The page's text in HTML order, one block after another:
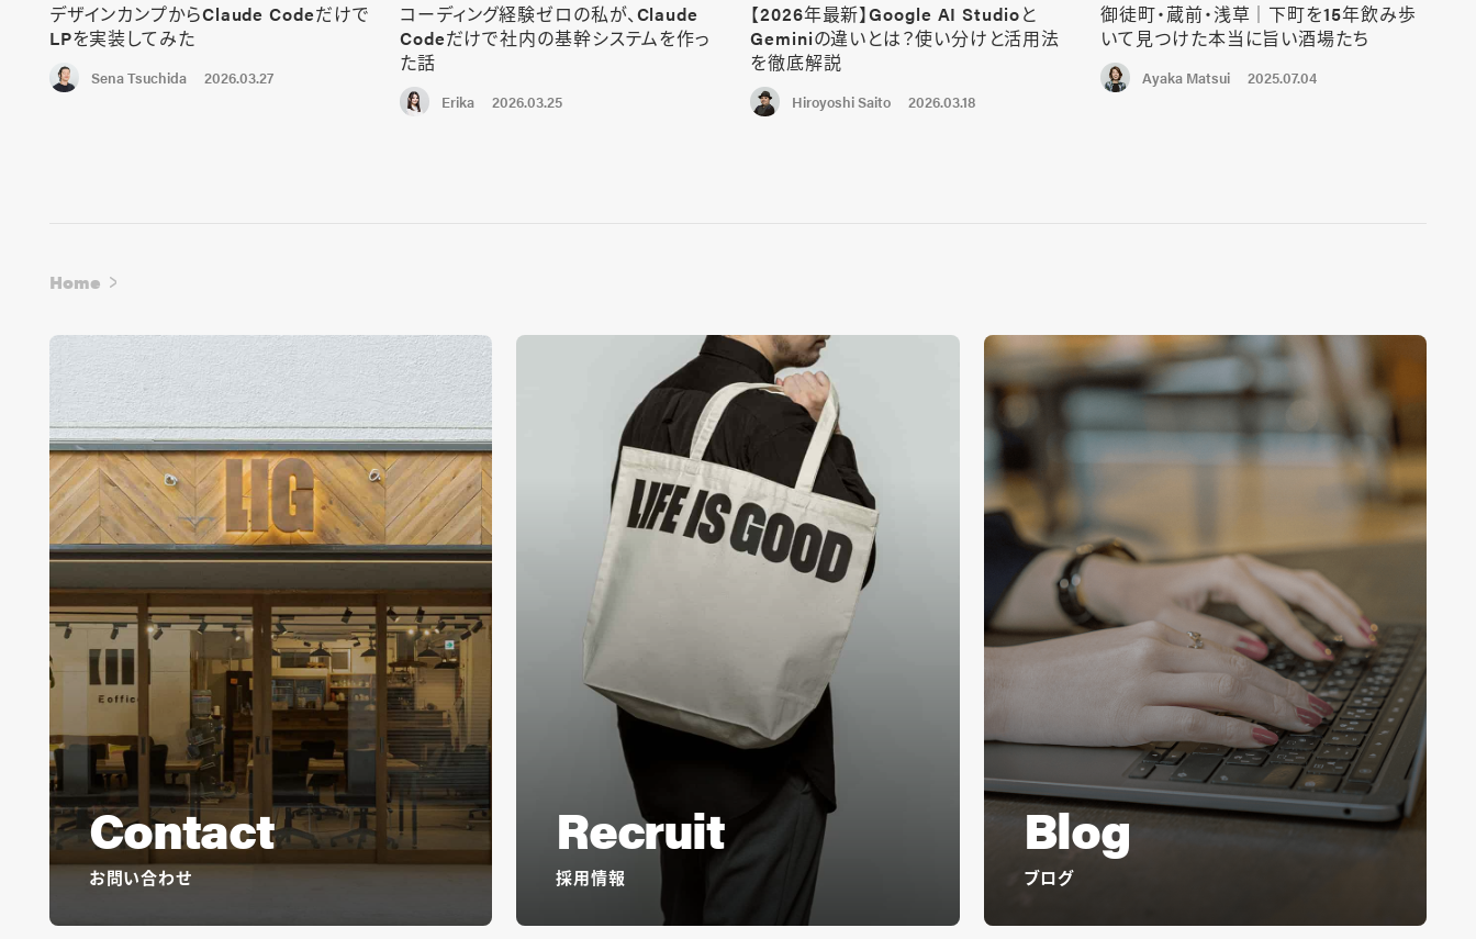
デザインカンプからClaude Codeだけで
LPを実装してみた
Sena Tsuchida 2026.03.27
コーディング経験ゼロの私が、Claude
Codeだけで社内の基幹システムを作っ
た話
Erika 2026.03.25
【2026年最新】Google AI Studioと
Geminiの違いとは？使い分けと活用法
を徹底解説
Hiroyoshi Saito 2026.03.18
御徒町・蔵前・浅草｜下町を15年飲み歩
いて見つけた本当に旨い酒場たち
Ayaka Matsui 2025.07.04
Home
Contact
お問い合わせ
Recruit
採用情報
Blog
ブログ